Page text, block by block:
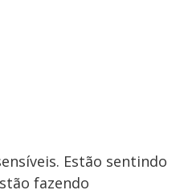
Estão sentindo
fazendo